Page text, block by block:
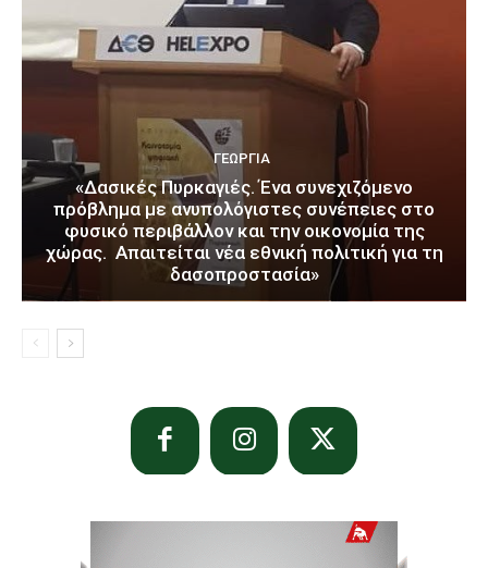
ΓΕΩΡΓΊΑ
«Δασικές Πυρκαγιές. Ένα συνεχιζόμενο
πρόβλημα με ανυπολόγιστες συνέπειες στο
φυσικό περιβάλλον και την οικονομία της
χώρας. Απαιτείται νέα εθνική πολιτική για τη
δασοπροστασία»